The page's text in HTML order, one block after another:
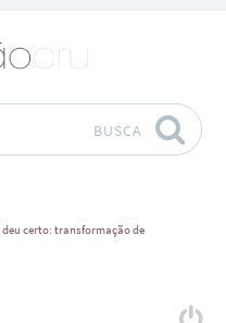
BUSCA
deu certo: transformação de